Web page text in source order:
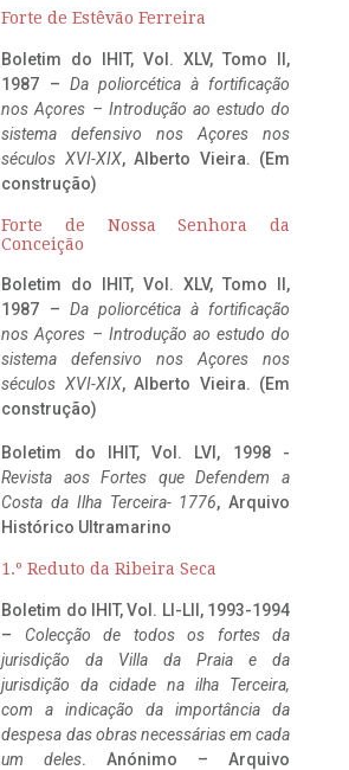
Forte de Estêvão Ferreira
Boletim do IHIT, Vol. XLV, Tomo II,
1987 – Da poliorcética à fortificação
nos Açores – Introdução ao estudo do
sistema defensivo nos Açores nos
séculos XVI-XIX, Alberto Vieira. (Em
construção)
Forte de Nossa Senhora da
Conceição
Boletim do IHIT, Vol. XLV, Tomo II,
1987 – Da poliorcética à fortificação
nos Açores – Introdução ao estudo do
sistema defensivo nos Açores nos
séculos XVI-XIX, Alberto Vieira. (Em
construção)
Boletim do IHIT, Vol. LVI, 1998 -
Revista aos Fortes que Defendem a
Costa da Ilha Terceira- 1776, Arquivo
Histórico Ultramarino
1.º Reduto da Ribeira Seca
Boletim do IHIT, Vol. LI-LII, 1993-1994
– Colecção de todos os fortes da
jurisdição da Villa da Praia e da
jurisdição da cidade na ilha Terceira,
com a indicação da importância da
despesa das obras necessárias em cada
um deles. Anónimo – Arquivo